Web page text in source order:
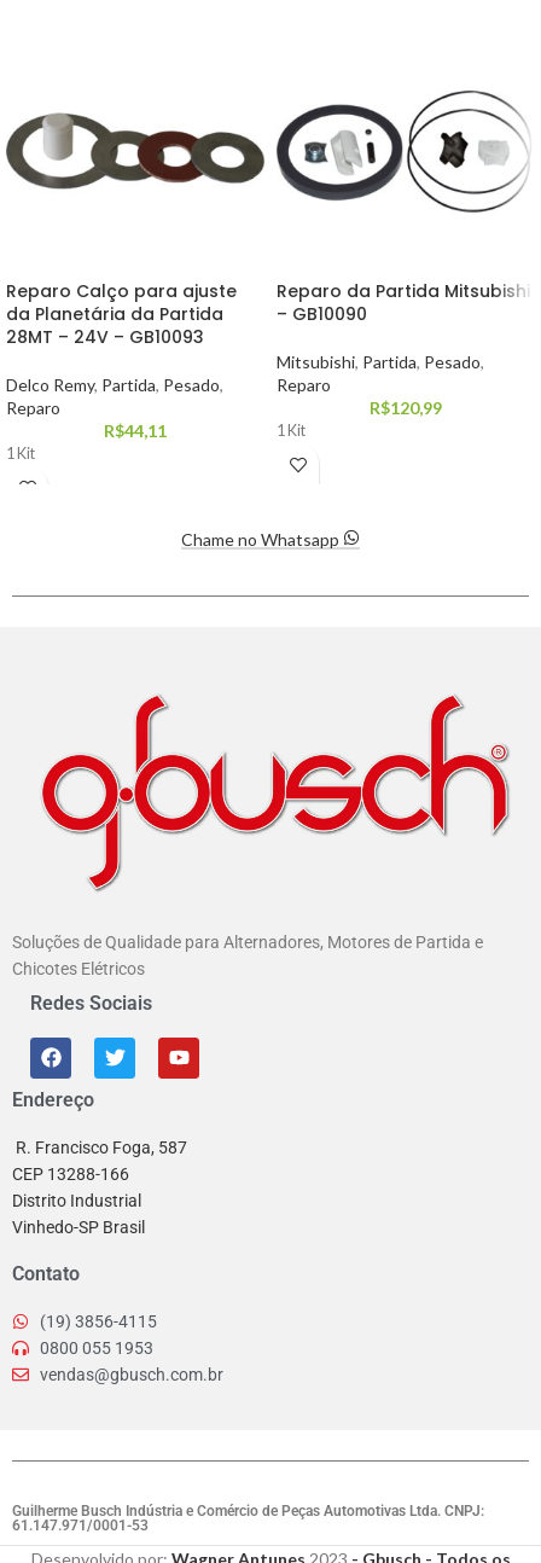
Reparo Calço para ajuste
da Planetária da Partida
28MT – 24V – GB10093
Delco Remy, Partida, Pesado,
Reparo
R$44,11
1 Kit
Reparo da Partida Mitsubishi
– GB10090
Mitsubishi, Partida, Pesado,
Reparo
R$120,99
1 Kit
Chame no Whatsapp
Soluções de Qualidade para Alternadores, Motores de Partida e
Chicotes Elétricos
Redes Sociais
Endereço
R. Francisco Foga, 587
CEP 13288-166
Distrito Industrial
Vinhedo-SP Brasil
Contato
(19) 3856-4115
0800 055 1953
vendas@gbusch.com.br
Guilherme Busch Indústria e Comércio de Peças Automotivas Ltda. CNPJ:
61.147.971/0001-53
Desenvolvido por: Wagner Antunes 2023 - Gbusch - Todos os